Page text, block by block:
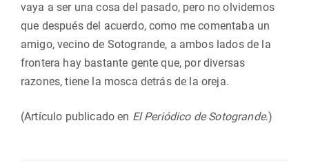
vaya a ser una cosa del pasado, pero no olvidemos
que después del acuerdo, como me comentaba un
amigo, vecino de Sotogrande, a ambos lados de la
frontera hay bastante gente que, por diversas
razones, tiene la mosca detrás de la oreja.
(Artículo publicado en El Periódico de Sotogrande.)